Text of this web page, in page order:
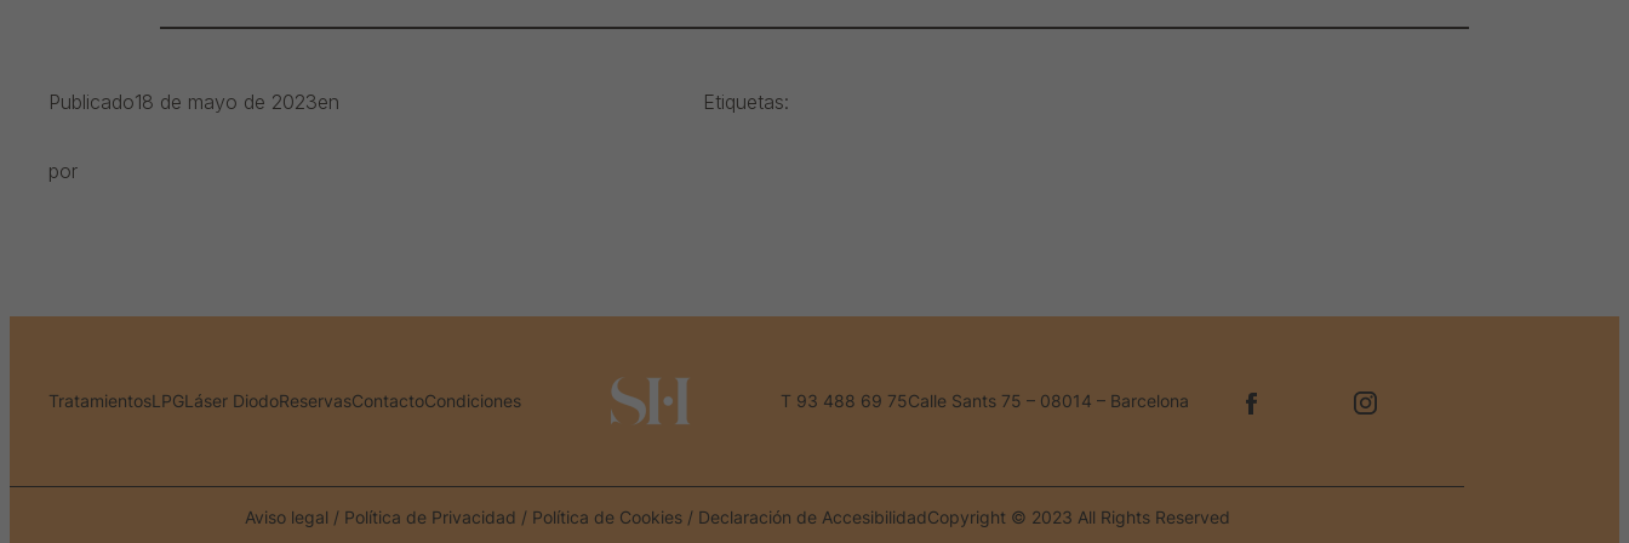
Publicado18 de mayo de 2023en
por
Etiquetas:
TratamientosLPGLáser DiodoReservasContactoCondiciones T 93 488 69 75Calle Sants 75 – 08014 – Barcelona
Aviso legal /Política de Privacidad / Política de Cookies/ Declaración de AccesibilidadCopyright © 2023 All Rights Reserved